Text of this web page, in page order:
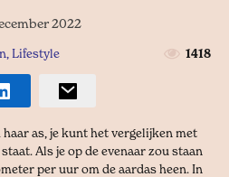
2022
,Lifestyle 1418
as, je kunt het vergelijken met
Als je op de evenaar zou staan
per uur om de aardas heen. In